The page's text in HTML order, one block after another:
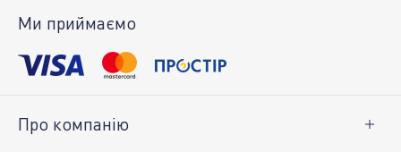
Повернення товару
Ми приймаємо
Про компанію